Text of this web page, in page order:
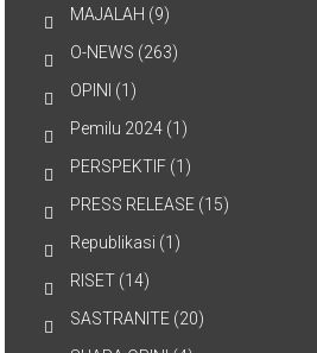
MAJALAH (9)
O-NEWS (263)
OPINI (1)
Pemilu 2024 (1)
PERSPEKTIF (1)
PRESS RELEASE (15)
Republikasi (1)
RISET (14)
SASTRANITE (20)